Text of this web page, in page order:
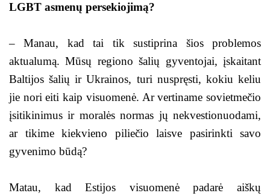
LGBT asmenų persekiojimą?
– Manau, kad tai tik sustiprina šios problemos
aktualumą. Mūsų regiono šalių gyventojai, įskaitant
Baltijos šalių ir Ukrainos, turi nuspręsti, kokiu keliu
jie nori eiti kaip visuomenė. Ar vertiname sovietmečio
įsitikinimus ir moralės normas jų nekvestionuodami,
ar tikime kiekvieno piliečio laisve pasirinkti savo
gyvenimo būdą?
Matau, kad Estijos visuomenė padarė aiškų